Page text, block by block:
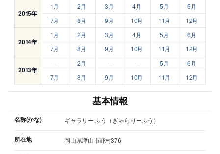
2015年
1月 2月 3月 4月 5月
6月
7月
8月 9月 10月 11月 12月
2014年
1月 2月 3月 4月 5月
6月
7月
8月 9月 10月 11月 12月
2013年
– 2月 – – 5月
6月
7月
8月 9月 10月 11月 12月
基本情報
名称(かな) ギャラリー ふう（ぎゃらりーふう）
所在地 岡山県津山市野村376